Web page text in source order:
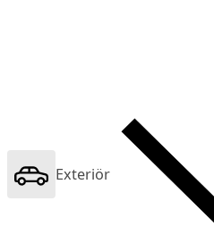
Exteriör